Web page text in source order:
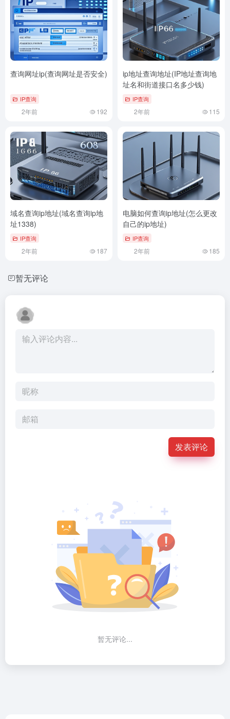
查询网址ip(查询网址是否安全)
IP查询
2年前 192
ip地址查询地址(IP地址查询地
址名和街道接口名多少钱)
IP查询
2年前 115
域名查询ip地址(域名查询ip地
址1338)
IP查询
2年前 187
电脑如何查询ip地址(怎么更改
自己的ip地址)
IP查询
2年前 185
暂无评论
发表评论
暂无评论...